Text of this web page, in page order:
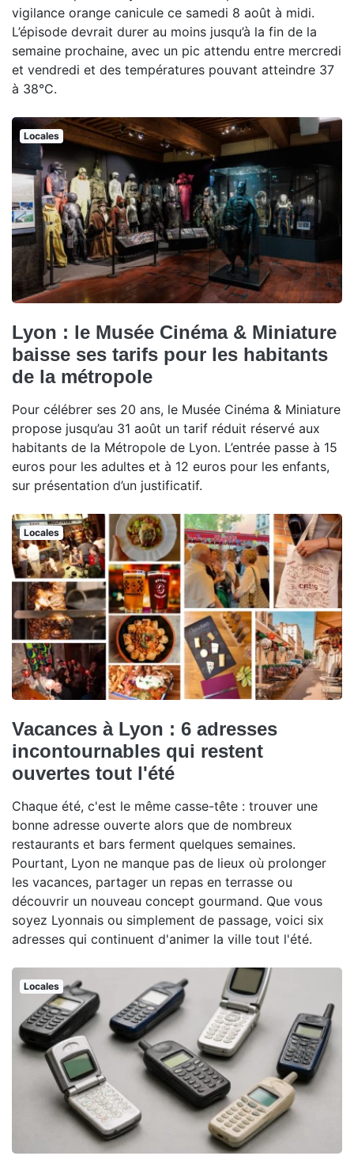
vigilance orange canicule ce samedi 8 août à midi.
L’épisode devrait durer au moins jusqu’à la fin de la
semaine prochaine, avec un pic attendu entre mercredi
et vendredi et des températures pouvant atteindre 37
à 38°C.
Locales
Lyon : le Musée Cinéma & Miniature
baisse ses tarifs pour les habitants
de la métropole
Pour célébrer ses 20 ans, le Musée Cinéma & Miniature
propose jusqu’au 31 août un tarif réduit réservé aux
habitants de la Métropole de Lyon. L’entrée passe à 15
euros pour les adultes et à 12 euros pour les enfants,
sur présentation d’un justificatif.
Locales
Vacances à Lyon : 6 adresses
incontournables qui restent
ouvertes tout l'été
Chaque été, c'est le même casse-tête : trouver une
bonne adresse ouverte alors que de nombreux
restaurants et bars ferment quelques semaines.
Pourtant, Lyon ne manque pas de lieux où prolonger
les vacances, partager un repas en terrasse ou
découvrir un nouveau concept gourmand. Que vous
soyez Lyonnais ou simplement de passage, voici six
adresses qui continuent d'animer la ville tout l'été.
Locales